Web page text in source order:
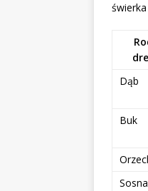
Dąb
Buk
Sosna